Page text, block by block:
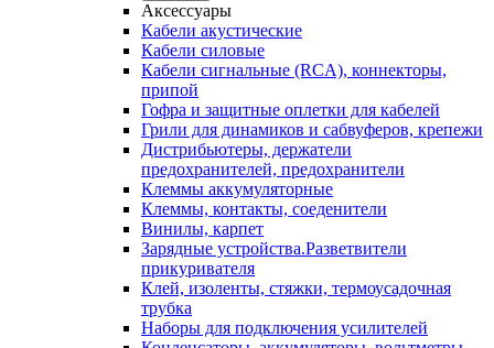
Аксессуары
Кабели акустические
Кабели силовые
Кабели сигнальные (RCA), коннекторы,
припой
Гофра и защитные оплетки для кабелей
Грили для динамиков и сабвуферов, крепежи
Дистрибьютеры, держатели
предохранителей, предохранители
Клеммы аккумуляторные
Клеммы, контакты, соеденители
Винилы, карпет
Зарядные устройства.Разветвители
прикуривателя
Клей, изоленты, стяжки, термоусадочная
трубка
Наборы для подключения усилителей